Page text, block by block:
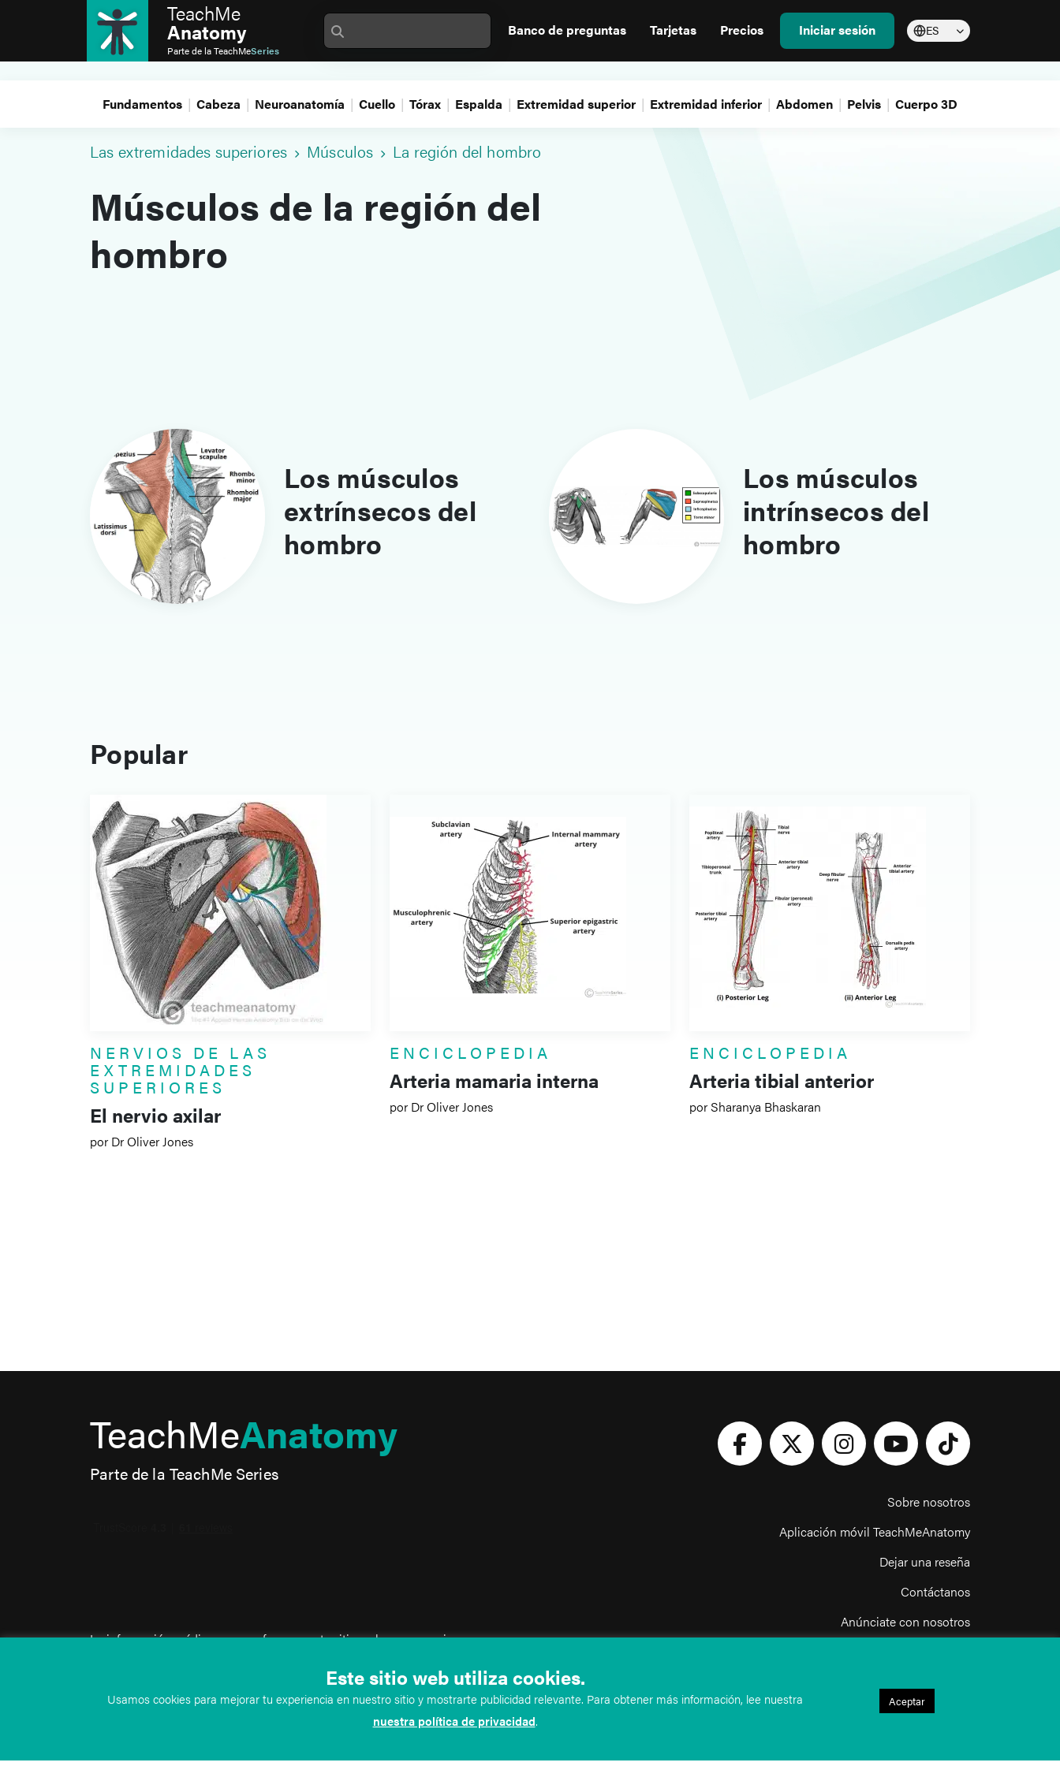
TeachMe
Anatomy
Parte de laTeachMeSeries
Banco de preguntas Tarjetas Precios Iniciar sesión ES
Fundamentos Cabeza Neuroanatomía Cuello Tórax Espalda Extremidad superior Extremidad inferior Abdomen Pelvis Cuerpo 3D
Las extremidades superiores Músculos La región del hombro
Músculos de la región del
hombro
Los músculos
extrínsecos del
hombro
Los músculos
intrínsecos del
hombro
Popular
NERVIOS DE LAS
EXTREMIDADES
SUPERIORES
El nervio axilar
por Dr Oliver Jones
ENCICLOPEDIA
Arteria mamaria interna
por Dr Oliver Jones
ENCICLOPEDIA
Arteria tibial anterior
por Sharanya Bhaskaran
TeachMeAnatomy
Parte de la TeachMe Series
La información médica que se ofrece en este sitio web se proporciona
para fines de diagnóstico o tratamiento. Esta información en nuestro sitio web
tiene fines educativos en el ámbito médico, no crea ninguna relación médico-
paciente y no debe utilizarse como sustituto del diagnóstico y tratamiento
Sobre nosotros
Aplicación móvil TeachMeAnatomy
Dejar una reseña
Contáctanos
Anúnciate con nosotros
Política de uso aceptable del sitio web
Este sitio web utiliza cookies.
Usamos cookies para mejorar tu experiencia en nuestro sitio y mostrarte publicidad relevante. Para obtener más información, lee nuestra
nuestra política de privacidad.
Aceptar